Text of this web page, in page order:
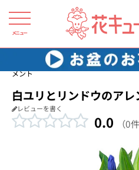
メニュー
花キューピット 退職祝い
【退職
メント
白ユリとリンドウのアレ
レビューを書く
0.0 （0